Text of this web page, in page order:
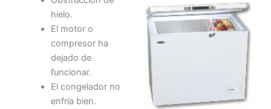
hielo.
El motor o
compresor ha
dejado de
funcionar.
El congelador no
enfría bien.